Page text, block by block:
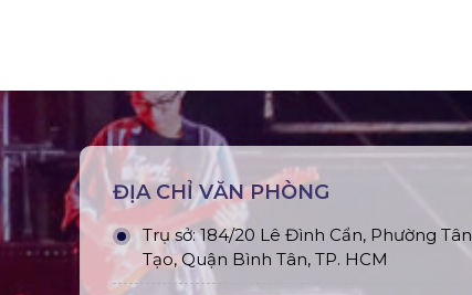
ĐỊA CHỈ VĂN PHÒNG
Trụ sở: 184/20 Lê Đình Cẩn, Phường Tân
Tạo, Quận Bình Tân, TP. HCM